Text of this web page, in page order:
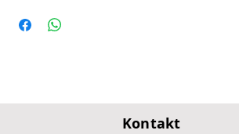
ist der Akku des Subnado in nur 1,2 Stunden
Kontakt